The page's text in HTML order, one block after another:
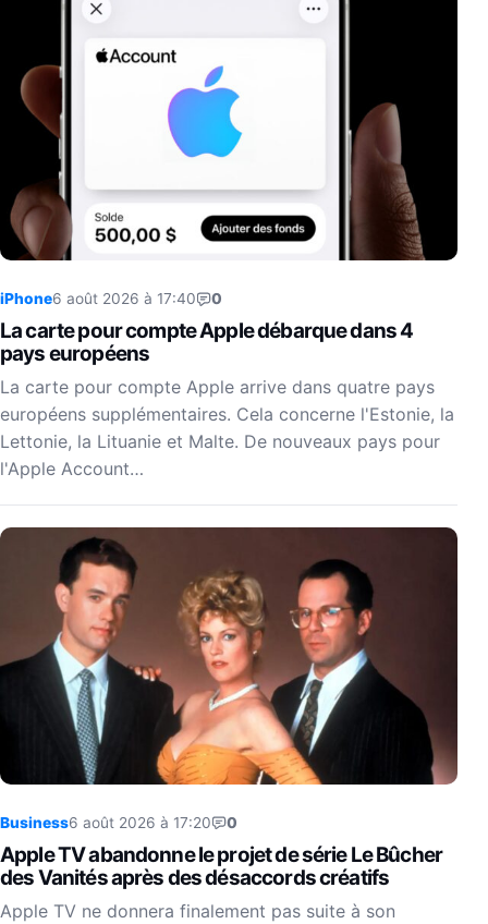
iPhone6 août 2026 à 17:40 0
La carte pour compte Apple débarque dans 4
pays européens
La carte pour compte Apple arrive dans quatre pays
européens supplémentaires. Cela concerne l'Estonie, la
Lettonie, la Lituanie et Malte. De nouveaux pays pour
l'Apple Account…
Business6 août 2026 à 17:20 0
Apple TV abandonne le projet de série Le Bûcher
des Vanités après des désaccords créatifs
Apple TV ne donnera finalement pas suite à son